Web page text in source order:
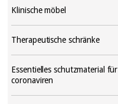
Klinische möbel
Therapeutische schränke
Essentielles schutzmaterial für
coronaviren